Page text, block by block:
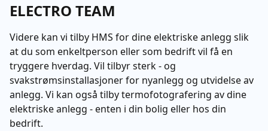
ELECTRO TEAM
Videre kan vi tilby HMS for dine elektriske anlegg slik
at du som enkeltperson eller som bedrift vil få en
tryggere hverdag. Vil tilbyr sterk - og
svakstrømsinstallasjoner for nyanlegg og utvidelse av
anlegg. Vi kan også tilby termofotografering av dine
elektriske anlegg - enten i din bolig eller hos din
bedrift.